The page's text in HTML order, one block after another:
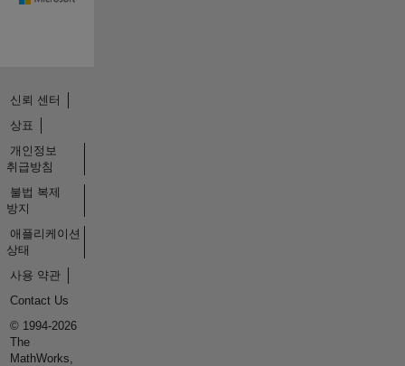
신뢰 센터
상표
개인정보
취급방침
불법 복제
방지
애플리케이션
상태
사용 약관
Contact Us
© 1994-2026
The
MathWorks,